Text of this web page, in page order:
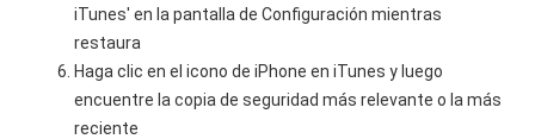
iTunes' en la pantalla de Configuración mientras
restaura
Haga clic en el icono de iPhone en iTunes y luego
encuentre la copia de seguridad más relevante o la más
reciente